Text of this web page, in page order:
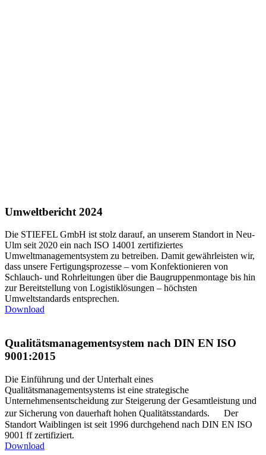
Umweltbericht 2024
Die STIEFEL GmbH ist stolz darauf, an unserem Standort in Neu-
Ulm seit 2020 ein nach ISO 14001 zertifiziertes
Umweltmanagementsystem zu betreiben. Damit gewährleisten wir,
dass unsere Fertigungsprozesse – vom Konfektionieren von
Schlauch- und Rohrleitungen über die Baugruppenmontage bis hin
zur Bereitstellung von Logistiklösungen – höchsten
Umweltstandards entsprechen.
Download
Qualitätsmanagementsystem nach DIN EN ISO
9001:2015
Die Einführung und der Unterhalt eines
Qualitätsmanagementsystems ist eine strategische
Unternehmensentscheidung zur Steigerung der Gesamtleistung und
zur Sicherung von dauerhaft hohen Qualitätsstandards. Der
Standort Waiblingen ist seit 1996 durchgehend nach DIN EN ISO
9001 ff zertifiziert.
Download